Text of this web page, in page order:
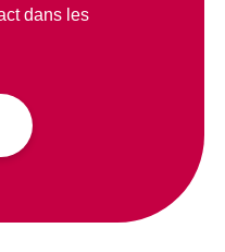
dans les